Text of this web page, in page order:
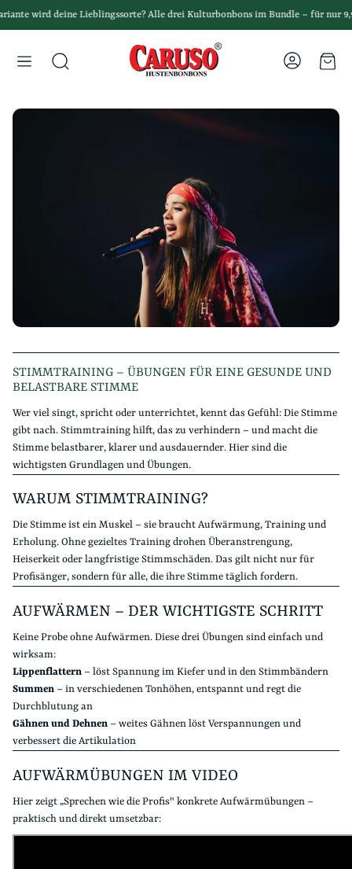
wird deine Lieblingssorte? Alle drei Kulturbonbons im Bundle – für nur 9,99
Suche
STIMMTRAINING – ÜBUNGEN FÜR EINE GESUNDE UND
BELASTBARE STIMME
Wer viel singt, spricht oder unterrichtet, kennt das Gefühl: Die Stimme
gibt nach. Stimmtraining hilft, das zu verhindern – und macht die
Stimme belastbarer, klarer und ausdauernder. Hier sind die
wichtigsten Grundlagen und Übungen.
WARUM STIMMTRAINING?
Die Stimme ist ein Muskel – sie braucht Aufwärmung, Training und
Erholung. Ohne gezieltes Training drohen Überanstrengung,
Heiserkeit oder langfristige Stimmschäden. Das gilt nicht nur für
Profisänger, sondern für alle, die ihre Stimme täglich fordern.
AUFWÄRMEN – DER WICHTIGSTE SCHRITT
Keine Probe ohne Aufwärmen. Diese drei Übungen sind einfach und
wirksam:
Lippenflattern – löst Spannung im Kiefer und in den Stimmbändern
Summen – in verschiedenen Tonhöhen, entspannt und regt die
Durchblutung an
Gähnen und Dehnen – weites Gähnen löst Verspannungen und
verbessert die Artikulation
AUFWÄRMÜBUNGEN IM VIDEO
Hier zeigt „Sprechen wie die Profis" konkrete Aufwärmübungen –
praktisch und direkt umsetzbar: